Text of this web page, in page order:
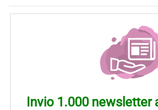
Invio 1.000 newsletter